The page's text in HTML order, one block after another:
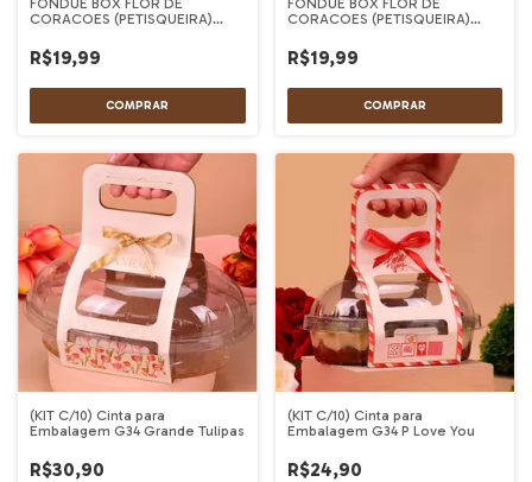
CORACOES (PETISQUEIRA)
R$19,99
CORACOES (PETISQUEIRA)
R$19,99
(KIT C/10) Cinta para
Embalagem G34 Grande Tulipas
R$30,90
(KIT C/10) Cinta para
Embalagem G34 P Love You
R$24,90